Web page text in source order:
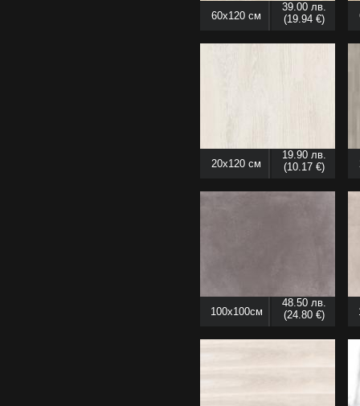
60x120 см
39.00 лв.
(19.94 €)
20x120 см
19.90 лв.
(10.17 €)
100x100см
48.50 лв.
(24.80 €)